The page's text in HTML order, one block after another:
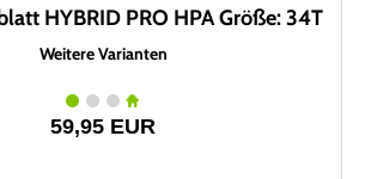
HYBRID PRO HPA Größe: 34T
Weitere Varianten
59,95 EUR